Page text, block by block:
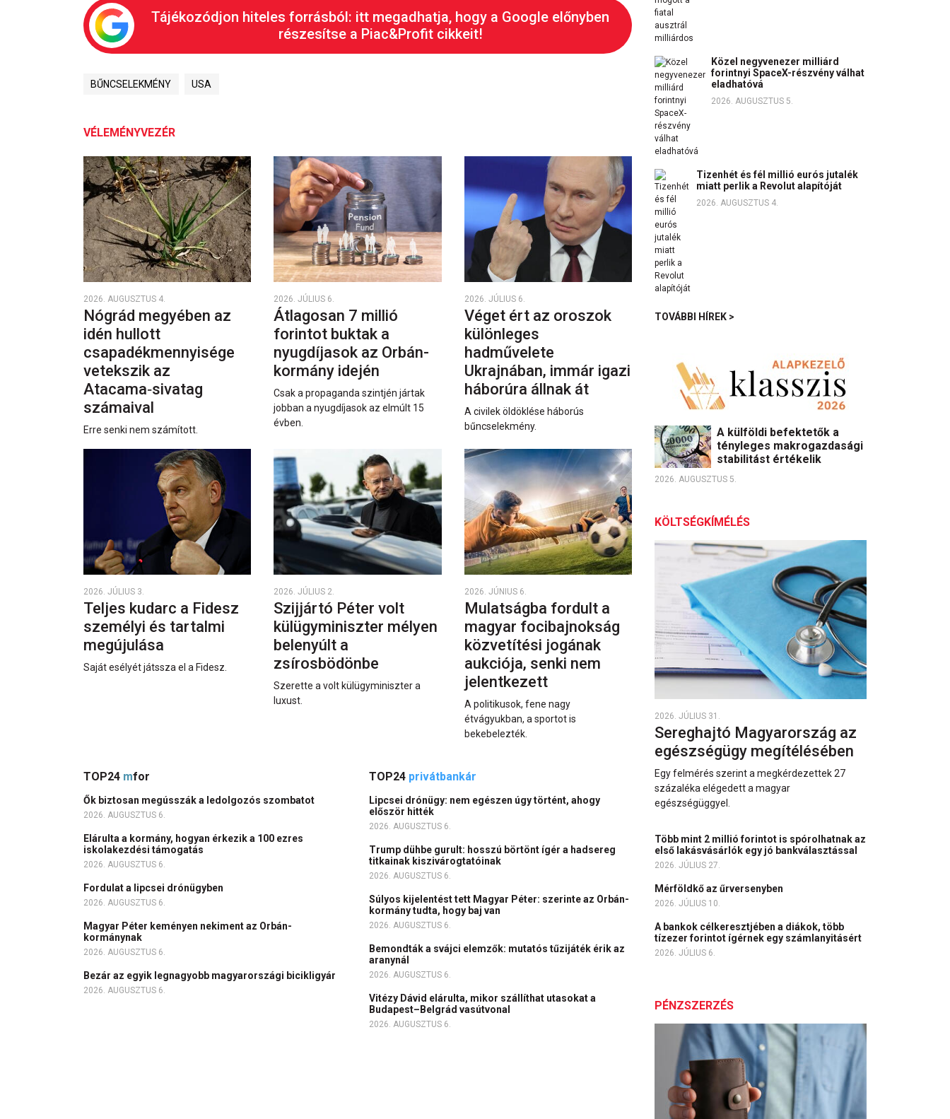
Tájékozódjon hiteles forrásból: itt megadhatja, hogy a Google előnyben
részesítse a Piac&Profit cikkeit!
BŰNCSELEKMÉNY USA
VÉLEMÉNYVEZÉR
2026. AUGUSZTUS 4.
Nógrád megyében az
idén hullott
csapadékmennyisége
vetekszik az
Atacama‑sivatag
számaival
Erre senki nem számított.
2026. JÚLIUS 6.
Átlagosan 7 millió
forintot buktak a
nyugdíjasok az Orbán-
kormány idején
Csak a propaganda szintjén jártak
jobban a nyugdíjasok az elmúlt 15
évben.
2026. JÚLIUS 6.
Véget ért az oroszok
különleges
hadművelete
Ukrajnában, immár igazi
háborúra állnak át
A civilek öldöklése háborús
bűncselekmény.
2026. JÚLIUS 3.
Teljes kudarc a Fidesz
személyi és tartalmi
megújulása
Saját esélyét játssza el a Fidesz.
2026. JÚLIUS 2.
Szijjártó Péter volt
külügyminiszter mélyen
belenyúlt a
zsírosbödönbe
Szerette a volt külügyminiszter a
luxust.
2026. JÚNIUS 6.
Mulatságba fordult a
magyar focibajnokság
közvetítési jogának
aukciója, senki nem
jelentkezett
A politikusok, fene nagy
étvágyukban, a sportot is
bekebelezték.
TOP24 mfor
Ők biztosan megússzák a ledolgozós szombatot
2026. AUGUSZTUS 6.
Elárulta a kormány, hogyan érkezik a 100 ezres
iskolakezdési támogatás
2026. AUGUSZTUS 6.
Fordulat a lipcsei drónügyben
2026. AUGUSZTUS 6.
Magyar Péter keményen nekiment az Orbán-
kormánynak
2026. AUGUSZTUS 6.
Bezár az egyik legnagyobb magyarországi bicikligyár
2026. AUGUSZTUS 6.
TOP24 privátbankár
Lipcsei drónügy: nem egészen úgy történt, ahogy
először hitték
2026. AUGUSZTUS 6.
Trump dühbe gurult: hosszú börtönt ígér a hadsereg
titkainak kiszivárogtatóinak
2026. AUGUSZTUS 6.
Súlyos kijelentést tett Magyar Péter: szerinte az Orbán-
kormány tudta, hogy baj van
2026. AUGUSZTUS 6.
Bemondták a svájci elemzők: mutatós tűzijáték érik az
aranynál
2026. AUGUSZTUS 6.
Vitézy Dávid elárulta, mikor szállíthat utasokat a
Budapest–Belgrád vasútvonal
2026. AUGUSZTUS 6.
Közel negyvenezer milliárd
forintnyi SpaceX-részvény válhat
eladhatóvá
2026. AUGUSZTUS 5.
Tizenhét és fél millió eurós jutalék
miatt perlik a Revolut alapítóját
2026. AUGUSZTUS 4.
TOVÁBBI HÍREK >
A külföldi befektetők a
tényleges makrogazdasági
stabilitást értékelik
2026. AUGUSZTUS 5.
KÖLTSÉGKÍMÉLÉS
2026. JÚLIUS 31.
Sereghajtó Magyarország az
egészségügy megítélésében
Egy felmérés szerint a megkérdezettek 27
százaléka elégedett a magyar
egészségüggyel.
Több mint 2 millió forintot is spórolhatnak az
első lakásvásárlók egy jó bankválasztással
2026. JÚLIUS 27.
Mérföldkő az űrversenyben
2026. JÚLIUS 10.
A bankok célkeresztjében a diákok, több
tízezer forintot ígérnek egy számlanyitásért
2026. JÚLIUS 6.
PÉNZSZERZÉS